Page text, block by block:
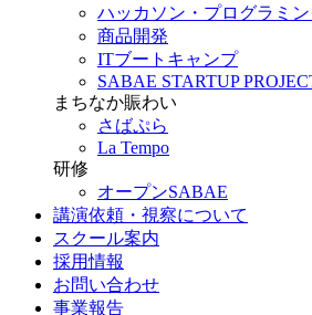
ハッカソン・プログラミ
商品開発
ITブートキャンプ
SABAE STARTUP
まちなか賑わい
さばぷら
La Tempo
研修
オープンSABAE
講演依頼・視察について
スクール案内
採用情報
お問い合わせ
事業報告